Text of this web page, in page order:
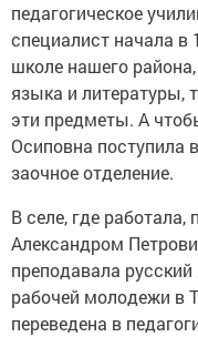
педагогическое
специалист начала в
школе нашего района,
языка и литературы,
эти предметы. А
Осиповна поступила
заочное ­отделение.
В селе, где
Александром
преподавала
рабочей молодежи в
переведена в